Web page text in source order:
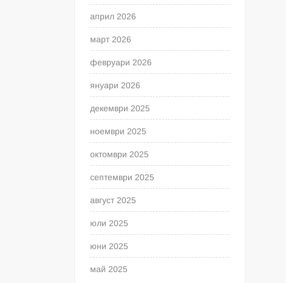
април 2026
март 2026
февруари 2026
януари 2026
декември 2025
ноември 2025
октомври 2025
септември 2025
август 2025
юли 2025
юни 2025
май 2025